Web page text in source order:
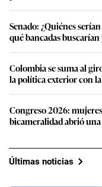
Senado: ¿Quiénes
qué bancadas
Colombia se suma al
la política exterior con
Congreso 2026:
bicameralidad abrió
Últimas noticias